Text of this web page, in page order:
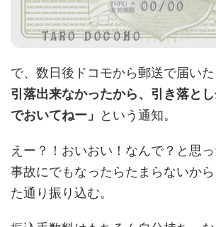
で、数日後ドコモから郵送で届いた
引落出来なかったから、引き落と
でおいてねー」
という通知。
えー？！おいおい！なんで？と思
事故にでもなったらたまらないか
た通り振り込む。